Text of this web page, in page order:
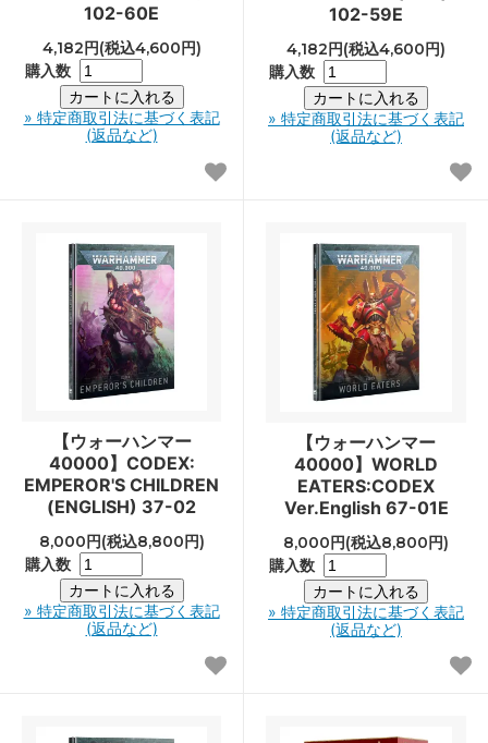
102-60E
4,182円(税込4,600円)
購入数
» 特定商取引法に基づく表記
(返品など)
102-59E
4,182円(税込4,600円)
購入数
» 特定商取引法に基づく表記
(返品など)
【ウォーハンマー
40000】CODEX:
EMPEROR'S CHILDREN
(ENGLISH) 37-02
8,000円(税込8,800円)
購入数
» 特定商取引法に基づく表記
(返品など)
【ウォーハンマー
40000】WORLD
EATERS:CODEX
Ver.English 67-01E
8,000円(税込8,800円)
購入数
» 特定商取引法に基づく表記
(返品など)